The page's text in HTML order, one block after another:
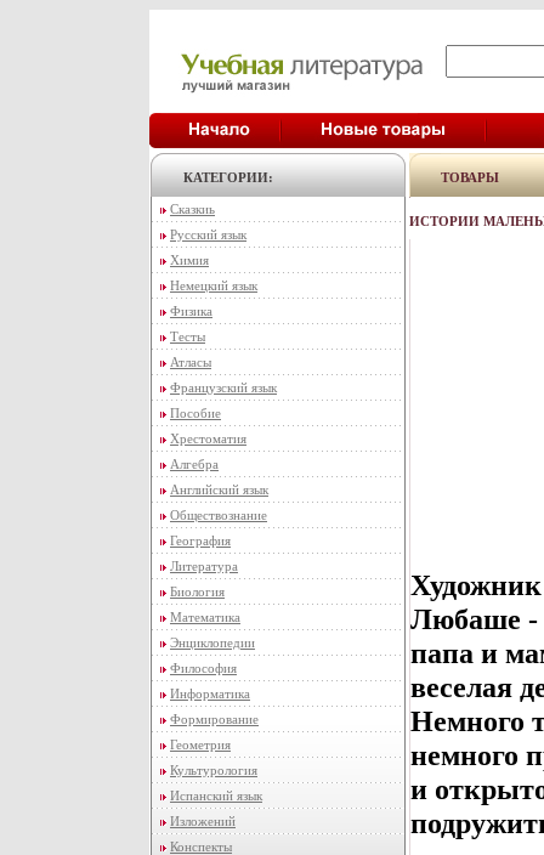
КАТЕГОРИИ:
Сказкиь
Русский язык
Химия
Немецкий язык
Физика
Тесты
Атласы
Французский язык
Пособие
Хрестоматия
Алгебра
Английский язык
Обществознание
География
Литература
Биология
Математика
Энциклопедии
Философия
Информатика
Формирование
Геометрия
Культурология
Испанский язык
Изложений
Конспекты
ТОВАРЫ
ИСТОРИИ
Любаше -
папа и
веселая
Немного
немного
и